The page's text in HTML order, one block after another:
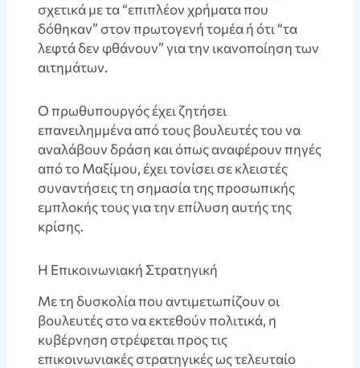
σχετικά με τα “επιπλέον χρήματα που
δόθηκαν” στον πρωτογενή τομέα ή ότι “τα
λεφτά δεν φθάνουν” για την ικανοποίηση των
αιτημάτων.
Ο πρωθυπουργός έχει ζητήσει
επανειλημμένα από τους βουλευτές του να
αναλάβουν δράση και όπως αναφέρουν πηγές
από το Μαξίμου, έχει τονίσει σε κλειστές
συναντήσεις τη σημασία της προσωπικής
εμπλοκής τους για την επίλυση αυτής της
κρίσης.
Η Επικοινωνιακή Στρατηγική
Με τη δυσκολία που αντιμετωπίζουν οι
βουλευτές στο να εκτεθούν πολιτικά, η
κυβέρνηση στρέφεται προς τις
επικοινωνιακές στρατηγικές ως τελευταίο